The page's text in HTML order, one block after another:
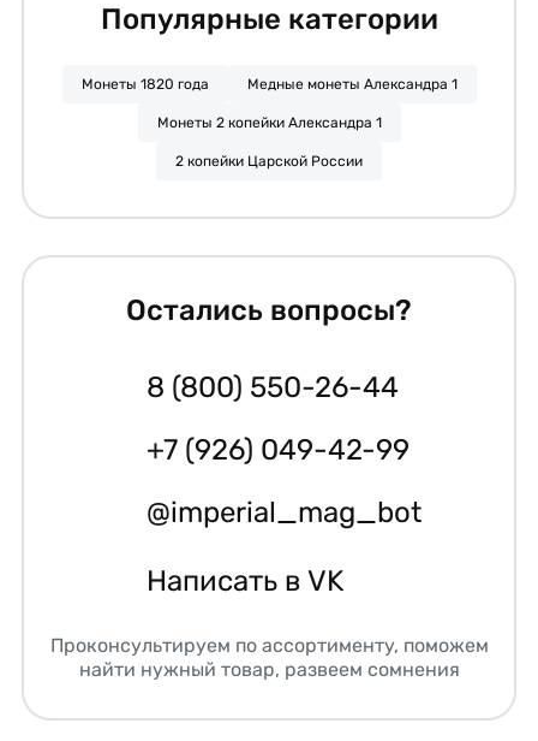
Популярные категории
Монеты 1820 года Медные монеты Александра 1
Монеты 2 копейки Александра 1
2 копейки Царской России
Остались вопросы?
8 (800) 550-26-44
+7 (926) 049-42-99
@imperial_mag_bot
Написать в VK
Проконсультируем по ассортименту, поможем
найти нужный товар, развеем сомнения